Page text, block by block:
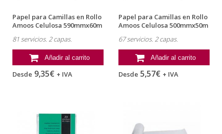
Papel para Camillas en Rollo
Amoos Celulosa 590mmx60m
81 servicios. 2 capas.
Añadir al carrito
Desde 9,35€ + IVA
Papel para Camillas en Rollo
Amoos Celulosa 500mmx50m
67 servicios. 2 capas.
Añadir al carrito
Desde 5,57€ + IVA